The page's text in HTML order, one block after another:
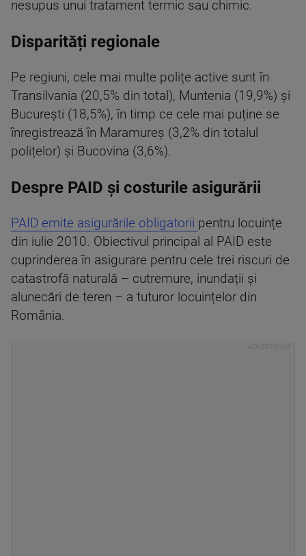
nesupus unui tratament termic sau chimic.
Disparități regionale
Pe regiuni, cele mai multe polițe active sunt în
Transilvania (20,5% din total), Muntenia (19,9%) și
București (18,5%), în timp ce cele mai puține se
înregistrează în Maramureș (3,2% din totalul
polițelor) și Bucovina (3,6%).
Despre PAID și costurile asigurării
PAID emite asigurările obligatorii pentru locuințe
din iulie 2010. Obiectivul principal al PAID este
cuprinderea în asigurare pentru cele trei riscuri de
catastrofă naturală – cutremure, inundații și
alunecări de teren – a tuturor locuințelor din
România.